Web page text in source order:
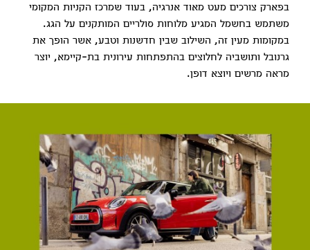
בפארק צורכים מעט מאוד אנרגיה, בעוד שמרכז הקניות המקומי
משתמש בחשמל המגיע מלוחות סולריים המותקנים על הגג.
במקומות מעין זה, השילוב שבין חדשנות וטבע, אשר הופך את
גרנובל ותושביה לחלוצים בהתפתחות עירונית בת-קיימא, יוצר
מראה מרשים ויוצא דופן.